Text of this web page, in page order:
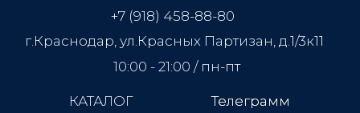
+7 (918) 458-88-80
г.Краснодар, ул.Красных Партизан, д.1/3к11
10:00 - 21:00 / пн-пт
КАТАЛОГ
Телеграмм
Телеграмм